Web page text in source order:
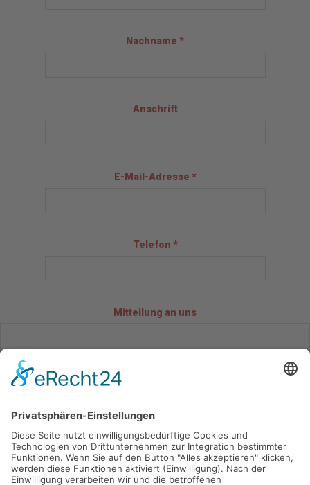
Nachname *
Anschrift
E-Mail-Adresse *
Telefon *
Mitteilung an uns
Datenschutz